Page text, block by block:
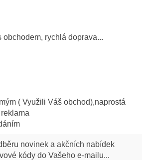
rychlá doprava...
( Využili Váš obchod),naprostá
novinek a akčních nabídek
kódy do Vašeho e-mailu...